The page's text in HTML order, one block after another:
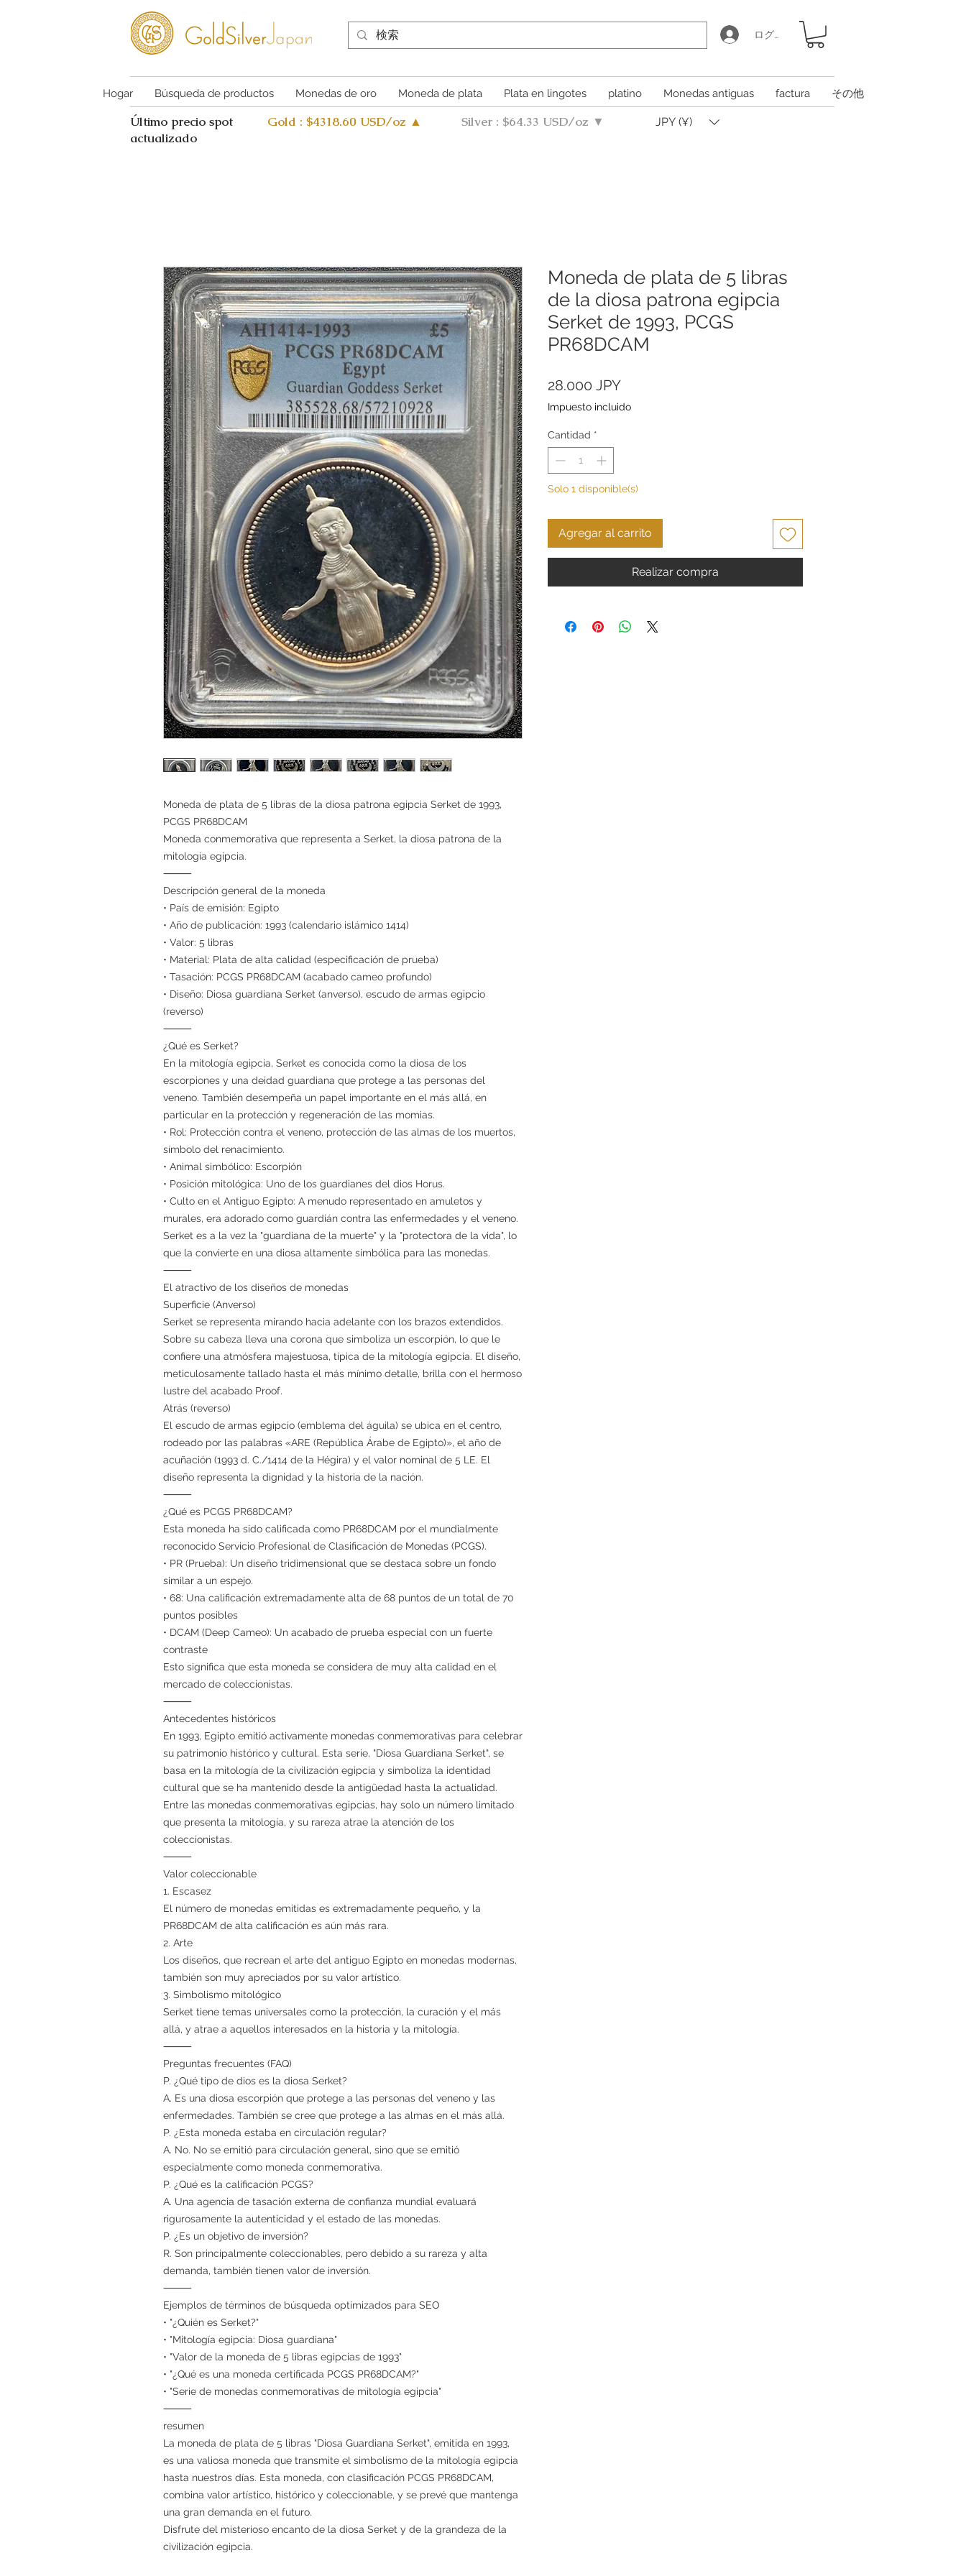
ログイン
Hogar Búsqueda de productos Monedas de oro Moneda de plata Plata en lingotes platino Monedas antiguas factura その他
Último precio spot
actualizado
Gold : $4318.60 USD/oz ▲ Silver : $64.33 USD/oz ▼ JPY (¥)
Moneda de plata de 5 libras de la diosa patrona egipcia Serket de 1993,
PCGS PR68DCAM
Moneda conmemorativa que representa a Serket, la diosa patrona de la
mitología egipcia.
⸻
Descripción general de la moneda
• País de emisión: Egipto
• Año de publicación: 1993 (calendario islámico 1414)
• Valor: 5 libras
• Material: Plata de alta calidad (especificación de prueba)
• Tasación: PCGS PR68DCAM (acabado cameo profundo)
• Diseño: Diosa guardiana Serket (anverso), escudo de armas egipcio
(reverso)
⸻
¿Qué es Serket?
En la mitología egipcia, Serket es conocida como la diosa de los
escorpiones y una deidad guardiana que protege a las personas del
veneno. También desempeña un papel importante en el más allá, en
particular en la protección y regeneración de las momias.
• Rol: Protección contra el veneno, protección de las almas de los muertos,
símbolo del renacimiento.
• Animal simbólico: Escorpión
• Posición mitológica: Uno de los guardianes del dios Horus.
• Culto en el Antiguo Egipto: A menudo representado en amuletos y
murales, era adorado como guardián contra las enfermedades y el veneno.
Serket es a la vez la "guardiana de la muerte" y la "protectora de la vida", lo
que la convierte en una diosa altamente simbólica para las monedas.
⸻
El atractivo de los diseños de monedas
Superficie (Anverso)
Serket se representa mirando hacia adelante con los brazos extendidos.
Sobre su cabeza lleva una corona que simboliza un escorpión, lo que le
confiere una atmósfera majestuosa, típica de la mitología egipcia. El diseño,
meticulosamente tallado hasta el más mínimo detalle, brilla con el hermoso
lustre del acabado Proof.
Atrás (reverso)
El escudo de armas egipcio (emblema del águila) se ubica en el centro,
rodeado por las palabras «ARE (República Árabe de Egipto)», el año de
acuñación (1993 d. C./1414 de la Hégira) y el valor nominal de 5 LE. El
diseño representa la dignidad y la historia de la nación.
⸻
¿Qué es PCGS PR68DCAM?
Esta moneda ha sido calificada como PR68DCAM por el mundialmente
reconocido Servicio Profesional de Clasificación de Monedas (PCGS).
• PR (Prueba): Un diseño tridimensional que se destaca sobre un fondo
similar a un espejo.
• 68: Una calificación extremadamente alta de 68 puntos de un total de 70
puntos posibles
• DCAM (Deep Cameo): Un acabado de prueba especial con un fuerte
contraste
Esto significa que esta moneda se considera de muy alta calidad en el
mercado de coleccionistas.
⸻
Antecedentes históricos
En 1993, Egipto emitió activamente monedas conmemorativas para celebrar
su patrimonio histórico y cultural. Esta serie, "Diosa Guardiana Serket", se
basa en la mitología de la civilización egipcia y simboliza la identidad
cultural que se ha mantenido desde la antigüedad hasta la actualidad.
Entre las monedas conmemorativas egipcias, hay solo un número limitado
que presenta la mitología, y su rareza atrae la atención de los
coleccionistas.
⸻
Valor coleccionable
1. Escasez
El número de monedas emitidas es extremadamente pequeño, y la
PR68DCAM de alta calificación es aún más rara.
2. Arte
Los diseños, que recrean el arte del antiguo Egipto en monedas modernas,
también son muy apreciados por su valor artístico.
3. Simbolismo mitológico
Serket tiene temas universales como la protección, la curación y el más
allá, y atrae a aquellos interesados en la historia y la mitología.
⸻
Preguntas frecuentes (FAQ)
P. ¿Qué tipo de dios es la diosa Serket?
A. Es una diosa escorpión que protege a las personas del veneno y las
enfermedades. También se cree que protege a las almas en el más allá.
P. ¿Esta moneda estaba en circulación regular?
A. No. No se emitió para circulación general, sino que se emitió
especialmente como moneda conmemorativa.
P. ¿Qué es la calificación PCGS?
A. Una agencia de tasación externa de confianza mundial evaluará
rigurosamente la autenticidad y el estado de las monedas.
P. ¿Es un objetivo de inversión?
R. Son principalmente coleccionables, pero debido a su rareza y alta
demanda, también tienen valor de inversión.
⸻
Ejemplos de términos de búsqueda optimizados para SEO
• "¿Quién es Serket?"
• "Mitología egipcia: Diosa guardiana"
• "Valor de la moneda de 5 libras egipcias de 1993"
• "¿Qué es una moneda certificada PCGS PR68DCAM?"
• "Serie de monedas conmemorativas de mitología egipcia"
⸻
resumen
La moneda de plata de 5 libras "Diosa Guardiana Serket", emitida en 1993,
es una valiosa moneda que transmite el simbolismo de la mitología egipcia
hasta nuestros días. Esta moneda, con clasificación PCGS PR68DCAM,
combina valor artístico, histórico y coleccionable, y se prevé que mantenga
una gran demanda en el futuro.
Disfrute del misterioso encanto de la diosa Serket y de la grandeza de la
civilización egipcia.
Moneda de plata de 5 libras
de la diosa patrona egipcia
Serket de 1993, PCGS
PR68DCAM
28.000 JPYPrecio
Impuesto incluido
Cantidad *
Solo 1 disponible(s)
Agregar al carrito
Realizar compra